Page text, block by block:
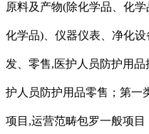
原料及产物(除化学品、化
化学品)、仪器仪表、净化
发、零售,医护人员防护用
护人员防护用品零售；第一
项目,运营范畴包罗一般项